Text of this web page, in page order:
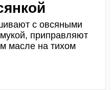
с овсяными
приправляют
масле на тихом